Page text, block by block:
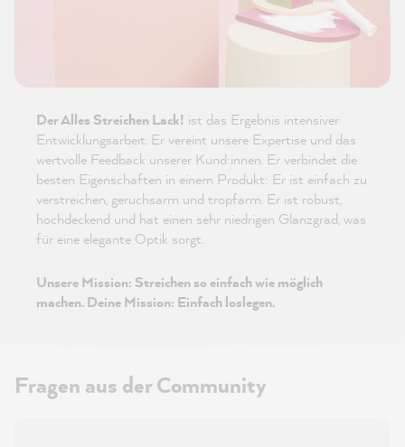
Der Alles Streichen Lack! ist das Ergebnis intensiver
Entwicklungsarbeit. Er vereint unsere Expertise und das
wertvolle Feedback unserer Kund:innen. Er verbindet die
besten Eigenschaften in einem Produkt: Er ist einfach zu
verstreichen, geruchsarm und tropfarm. Er ist robust,
hochdeckend und hat einen sehr niedrigen Glanzgrad, was
für eine elegante Optik sorgt.
Unsere Mission: Streichen so einfach wie möglich
machen. Deine Mission: Einfach loslegen.
Fragen aus der Community